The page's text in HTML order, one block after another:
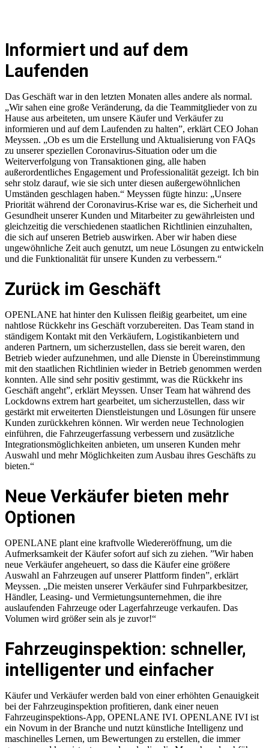
Informiert und auf dem
Laufenden
Das Geschäft war in den letzten Monaten alles andere als normal.
„Wir sahen eine große Veränderung, da die Teammitglieder von zu
Hause aus arbeiteten, um unsere Käufer und Verkäufer zu
informieren und auf dem Laufenden zu halten”, erklärt CEO Johan
Meyssen. „Ob es um die Erstellung und Aktualisierung von FAQs
zu unserer speziellen Coronavirus-Situation oder um die
Weiterverfolgung von Transaktionen ging, alle haben
außerordentliches Engagement und Professionalität gezeigt. Ich bin
sehr stolz darauf, wie sie sich unter diesen außergewöhnlichen
Umständen geschlagen haben.“ Meyssen fügte hinzu: „Unsere
Priorität während der Coronavirus-Krise war es, die Sicherheit und
Gesundheit unserer Kunden und Mitarbeiter zu gewährleisten und
gleichzeitig die verschiedenen staatlichen Richtlinien einzuhalten,
die sich auf unseren Betrieb auswirken. Aber wir haben diese
ungewöhnliche Zeit auch genutzt, um neue Lösungen zu entwickeln
und die Funktionalität für unsere Kunden zu verbessern.“
Zurück im Geschäft
OPENLANE hat hinter den Kulissen fleißig gearbeitet, um eine
nahtlose Rückkehr ins Geschäft vorzubereiten. Das Team stand in
ständigem Kontakt mit den Verkäufern, Logistikanbietern und
anderen Partnern, um sicherzustellen, dass sie bereit waren, den
Betrieb wieder aufzunehmen, und alle Dienste in Übereinstimmung
mit den staatlichen Richtlinien wieder in Betrieb genommen werden
konnten. Alle sind sehr positiv gestimmt, was die Rückkehr ins
Geschäft angeht”, erklärt Meyssen. Unser Team hat während des
Lockdowns extrem hart gearbeitet, um sicherzustellen, dass wir
gestärkt mit erweiterten Dienstleistungen und Lösungen für unsere
Kunden zurückkehren können. Wir werden neue Technologien
einführen, die Fahrzeugerfassung verbessern und zusätzliche
Integrationsmöglichkeiten anbieten, um unseren Kunden mehr
Auswahl und mehr Möglichkeiten zum Ausbau ihres Geschäfts zu
bieten.“
Neue Verkäufer bieten mehr
Optionen
OPENLANE plant eine kraftvolle Wiedereröffnung, um die
Aufmerksamkeit der Käufer sofort auf sich zu ziehen. ”Wir haben
neue Verkäufer angeheuert, so dass die Käufer eine größere
Auswahl an Fahrzeugen auf unserer Plattform finden”, erklärt
Meyssen. „Die meisten unserer Verkäufer sind Fuhrparkbesitzer,
Händler, Leasing- und Vermietungsunternehmen, die ihre
auslaufenden Fahrzeuge oder Lagerfahrzeuge verkaufen. Das
Volumen wird größer sein als je zuvor!“
Fahrzeuginspektion: schneller,
intelligenter und einfacher
Käufer und Verkäufer werden bald von einer erhöhten Genauigkeit
bei der Fahrzeuginspektion profitieren, dank einer neuen
Fahrzeuginspektions-App, OPENLANE IVI. OPENLANE IVI ist
ein Novum in der Branche und nutzt künstliche Intelligenz und
maschinelles Lernen, um Bewertungen zu erstellen, die immer